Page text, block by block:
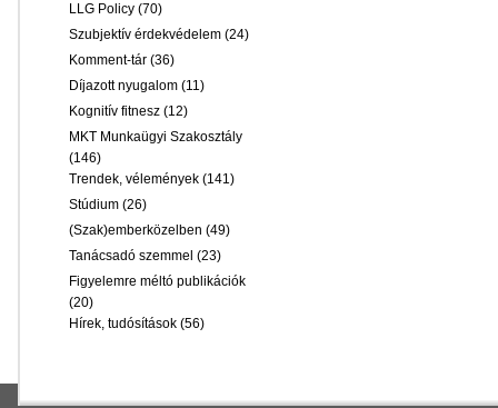
LLG Policy (70)
Szubjektív érdekvédelem (24)
Komment-tár (36)
Díjazott nyugalom (11)
Kognitív fitnesz (12)
MKT Munkaügyi Szakosztály
(146)
Trendek, vélemények (141)
Stúdium (26)
(Szak)emberközelben (49)
Tanácsadó szemmel (23)
Figyelemre méltó publikációk
(20)
Hírek, tudósítások (56)